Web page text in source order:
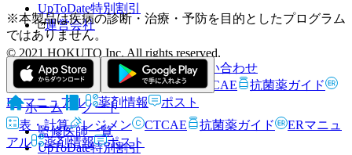
※本製品は疾病の診断・治療・予防を目的としたプログラム
ではありません。
ホーム
ノート
表・計算
レジメン CTCAE 抗菌薬ガイド
ERマニュ
アル
薬剤情報 ポスト
UpToDate特別割引
運営会社
© 2021 HOKUTO Inc. All rights reserved.
利用規約プライバシーポリシーお問い合わせ
ホーム
表・計算 レジメン CTCAE
抗菌薬ガイド
ERマニュアル
薬剤情報 ポスト
監修医師一覧
UpToDate特別割引